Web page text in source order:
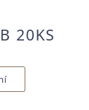
20KS